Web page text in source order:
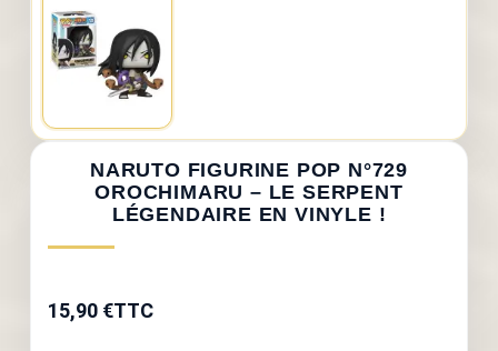
NARUTO FIGURINE POP N°729
OROCHIMARU – LE SERPENT
LÉGENDAIRE EN VINYLE !
15,90 €TTC